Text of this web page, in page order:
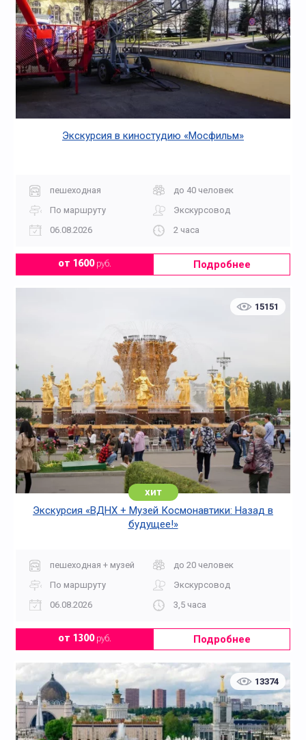
Экскурсия в киностудию «Мосфильм»
пешеходная
до 40 человек
По маршруту
Экскурсовод
06.08.2026
2 часа
от 1600руб. Подробнее
15151
хит
Экскурсия «ВДНХ + Музей Космонавтики: Назад в
будущее!»
пешеходная + музей
до 20 человек
По маршруту
Экскурсовод
06.08.2026
3,5 часа
от 1300руб. Подробнее
13374